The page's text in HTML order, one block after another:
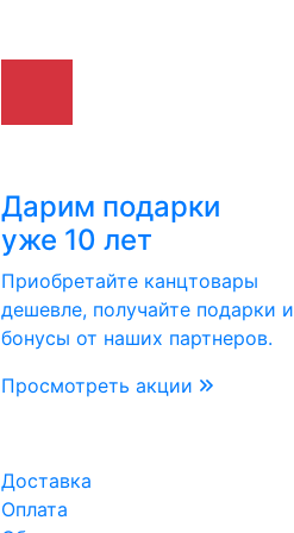
Дарим подарки
уже 10 лет
Приобретайте канцтовары
дешевле, получайте подарки и
бонусы от наших партнеров.
Просмотреть акции
Доставка
Оплата